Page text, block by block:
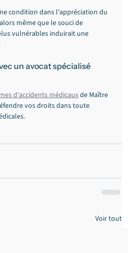
condition dans l'appréciation du
même que le souci de
vulnérables induirait une
un avocat spécialisé
d'accidents médicaux de Maître
vos droits dans toute
Voir tout